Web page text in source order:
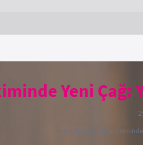
Yeni Çağ:
Anasayfa Blog Sakal